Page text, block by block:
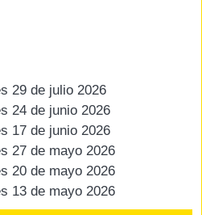
29 de julio 2026
24 de junio 2026
17 de junio 2026
27 de mayo 2026
20 de mayo 2026
13 de mayo 2026